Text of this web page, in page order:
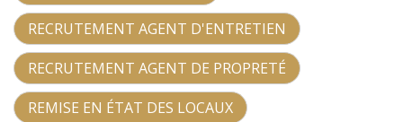
RECRUTEMENT AGENT D'ENTRETIEN
RECRUTEMENT AGENT DE PROPRETÉ
REMISE EN ÉTAT DES LOCAUX